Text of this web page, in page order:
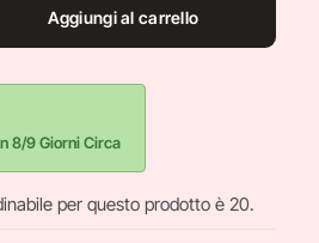
Aggiungi al carrello
8/9 Giorni Circa
per questo prodotto è 20.